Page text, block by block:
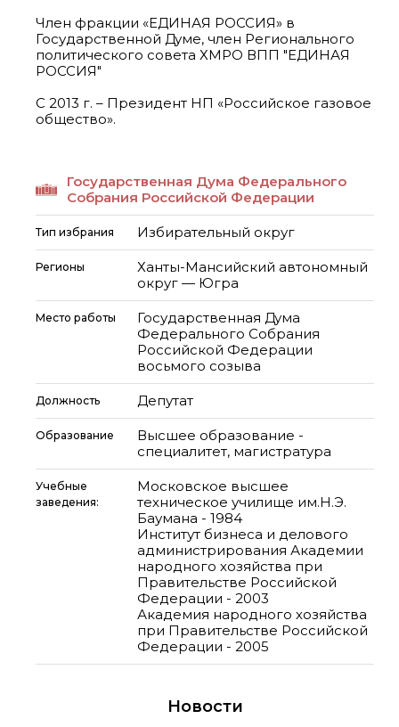
Член фракции «ЕДИНАЯ РОССИЯ» в
Государственной Думе, член Регионального
политического совета ХМРО ВПП "ЕДИНАЯ
РОССИЯ"
С 2013 г. – Президент НП «Российское газовое
общество».
Государственная Дума Федерального
Собрания Российской Федерации
Тип избрания Избирательный округ
Регионы
Ханты-Мансийский автономный
округ — Югра
Место работы
Государственная Дума
Федерального Собрания
Российской Федерации
восьмого созыва
Должность Депутат
Образование
Высшее образование -
специалитет, магистратура
Учебные
заведения:
Московское высшее
техническое училище им.Н.Э.
Баумана - 1984
Институт бизнеса и делового
администрирования Академии
народного хозяйства при
Правительстве Российской
Федерации - 2003
Академия народного хозяйства
при Правительстве Российской
Федерации - 2005
Новости